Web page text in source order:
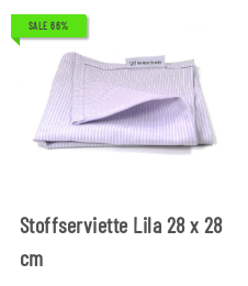
SALE 66%
Stoffserviette Lila 28 x 28
cm